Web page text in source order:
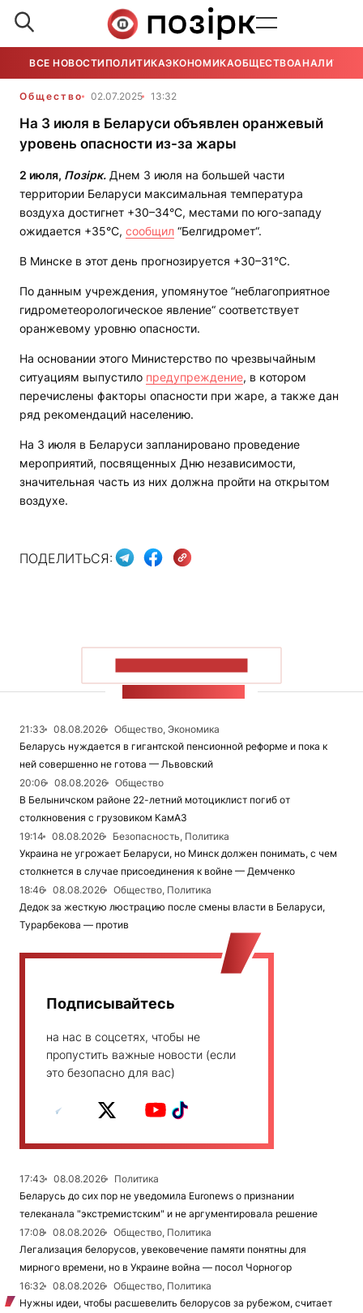
ВСЕ НОВОСТИ ПОЛИТИКАЭКОНОМИКАОБЩЕСТВОАНАЛИТИКА
Общество 02.07.2025 13:32
На 3 июля в Беларуси объявлен оранжевый
уровень опасности из-за жары
2 июля, Позірк. Днем 3 июля на большей части
территории Беларуси максимальная температура
воздуха достигнет +30–34°С, местами по юго-западу
ожидается +35°С, сообщил “Белгидромет“.
В Минске в этот день прогнозируется +30–31°С.
По данным учреждения, упомянутое “неблагоприятное
гидрометеорологическое явление“ соответствует
оранжевому уровню опасности.
На основании этого Министерство по чрезвычайным
ситуациям выпустило предупреждение, в котором
перечислены факторы опасности при жаре, а также дан
ряд рекомендаций населению.
На 3 июля в Беларуси запланировано проведение
мероприятий, посвященных Дню независимости,
значительная часть из них должна пройти на открытом
воздухе.
ПОДЕЛИТЬСЯ:
21:33 08.08.2026
Общество, Экономика
Беларусь нуждается в гигантской пенсионной реформе и пока к
ней совершенно не готова — Львовский
20:06
08.08.2026
Общество
В Белыничском районе 22-летний мотоциклист погиб от
столкновения с грузовиком КамАЗ
19:14
08.08.2026
Безопасность, Политика
Украина не угрожает Беларуси, но Минск должен понимать, с чем
столкнется в случае присоединения к войне — Демченко
18:46
08.08.2026
Общество, Политика
Дедок за жесткую люстрацию после смены власти в Беларуси,
Турарбекова — против
Подписывайтесь
на нас в соцсетях, чтобы не
пропустить важные новости (если
это безопасно для вас)
17:43 08.08.2026
Политика
Беларусь до сих пор не уведомила Euronews о признании
телеканала "экстремистским" и не аргументировала решение
17:08
08.08.2026
Общество, Политика
Легализация белорусов, увековечение памяти понятны для
мирного времени, но в Украине война — посол Чорногор
16:32
08.08.2026
Общество, Политика
Нужны идеи, чтобы расшевелить белорусов за рубежом, считает